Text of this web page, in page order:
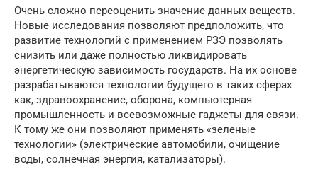
Очень сложно переоценить значение данных веществ.
Новые исследования позволяют предположить, что
развитие технологий с применением РЗЭ позволять
снизить или даже полностью ликвидировать
энергетическую зависимость государств. На их основе
разрабатываются технологии будущего в таких сферах
как, здравоохранение, оборона, компьютерная
промышленность и всевозможные гаджеты для связи.
К тому же они позволяют применять «зеленые
технологии» (электрические автомобили, очищение
воды, солнечная энергия, катализаторы).